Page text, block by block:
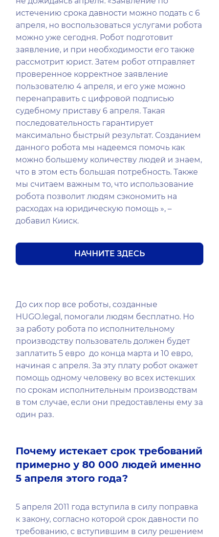
истечению срока давности можно подать с 6
апреля, но воспользоваться услугами робота
можно уже сегодня. Робот подготовит
заявление, и при необходимости его также
рассмотрит юрист. Затем робот отправляет
проверенное корректное заявление
пользователю 4 апреля, и его уже можно
перенаправить с цифровой подписью
судебному приставу 6 апреля. Такая
последовательность гарантирует
максимально быстрый результат. Созданием
данного робота мы надеемся помочь как
можно большему количеству людей и знаем,
что в этом есть большая потребность. Также
мы считаем важным то, что использование
робота позволит людям сэкономить на
расходах на юридическую помощь », –
добавил Кииск.
НАЧНИТЕ ЗДЕСЬ
До сих пор все роботы, созданные
HUGO.legal, помогали людям бесплатно. Но
за работу робота по исполнительному
производству пользователь должен будет
заплатить 5 евро до конца марта и 10 евро,
начиная с апреля. За эту плату робот окажет
помощь одному человеку во всех истекших
по срокам исполнительным производствам
в том случае, если они предоставлены ему за
один раз.
Почему истекает срок требований
примерно у 80 000 людей именно
5 апреля этого года?
5 апреля 2011 года вступила в силу поправка
к закону, согласно которой срок давности по
требованию, с вступившим в силу решением